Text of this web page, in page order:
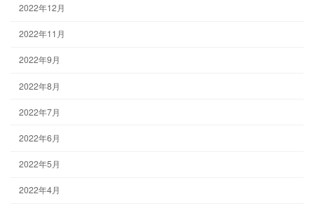
2022年12月
2022年11月
2022年9月
2022年8月
2022年7月
2022年6月
2022年5月
2022年4月